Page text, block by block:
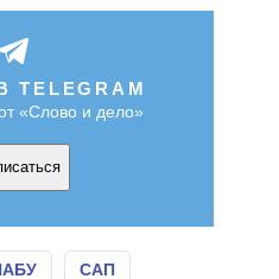
«Слово и дело»
САП